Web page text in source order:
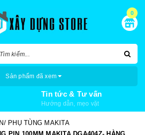
0
Sản phẩm đã xem
Tin tức & Tư vấn
Hướng dẫn, mẹo vặt
PHỤ TÙNG MAKITA